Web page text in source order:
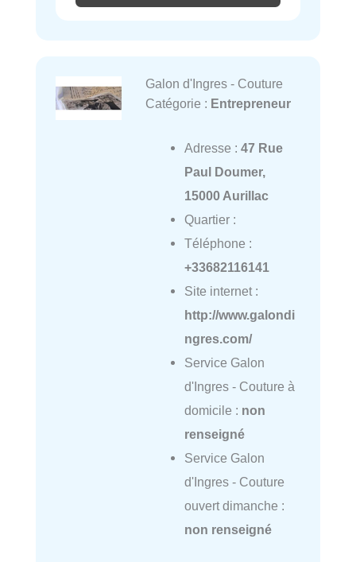
Galon d'Ingres - Couture
Catégorie : Entrepreneur
Adresse : 47 Rue
Paul Doumer,
15000 Aurillac
Quartier :
Téléphone :
+33682116141
Site internet :
http://www.galondi
ngres.com/
Service Galon
d'Ingres - Couture à
domicile : non
renseigné
Service Galon
d'Ingres - Couture
ouvert dimanche :
non renseigné